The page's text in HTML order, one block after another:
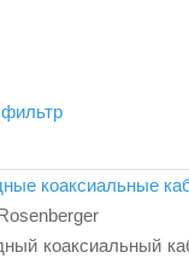
коаксиальные
коаксиальный